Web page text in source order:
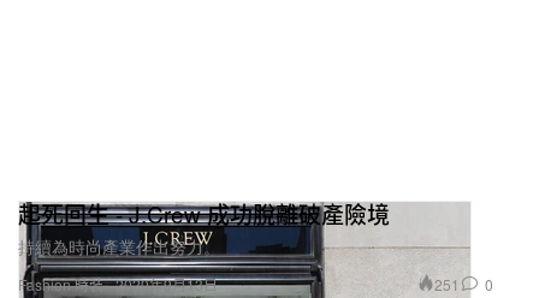
Fashion 時裝
起死回生 - J.Crew 成功脫離破產險境
持續為時尚產業作出努力。
2020年9月13日 251 0